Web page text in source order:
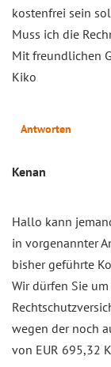
kostenfrei sein
Muss ich die
Mit freundlichen
Kiko
Antworten
Kenan
Hallo kann
in vorgenannter
bisher geführte
Wir dürfen Sie
wegen der noch
von EUR 695,32